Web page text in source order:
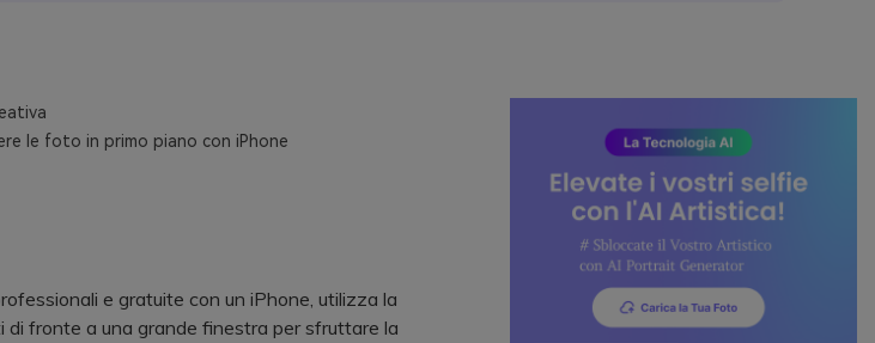
le foto in primo piano con iPhone
e gratuite con un iPhone, utilizza la
fronte a una grande finestra per sfruttare la